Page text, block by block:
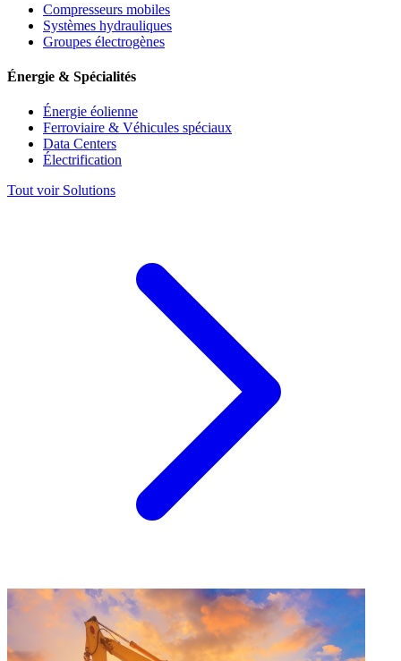
Compresseurs mobiles
Systèmes hydrauliques
Groupes électrogènes
Énergie & Spécialités
Énergie éolienne
Ferroviaire & Véhicules spéciaux
Data Centers
Électrification
Tout voir Solutions